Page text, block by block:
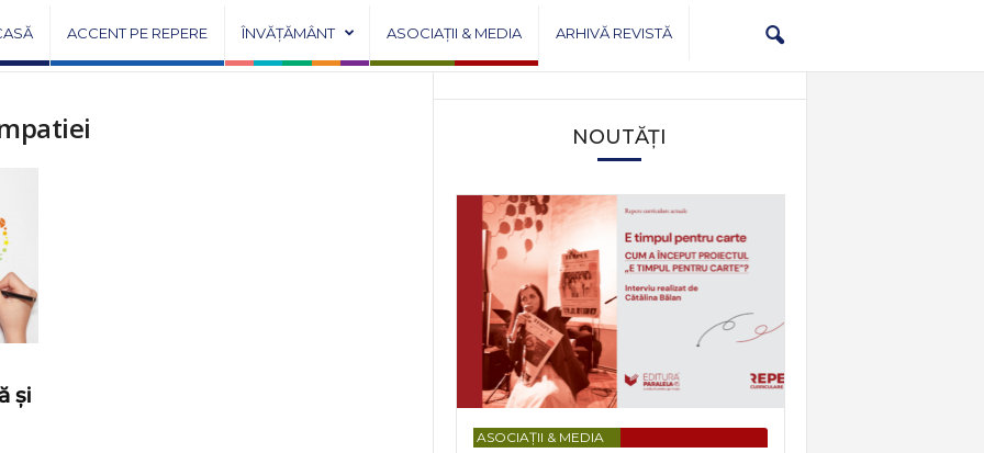
ACCENT PE REPERE ÎNVĂȚĂMÂNT ASOCIAȚII & MEDIA ARHIVĂ REVISTĂ
și
NOUTĂȚI
ASOCIAȚII & MEDIA